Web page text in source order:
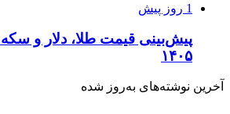
1 روز پیش
۱۴۰۵
آخرین نوشته‌های‌ به‌روز شده